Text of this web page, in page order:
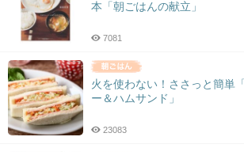
本「朝ごはんの献立」
7081
火を使わない！ささっと簡単
ー＆ハムサンド」
23083